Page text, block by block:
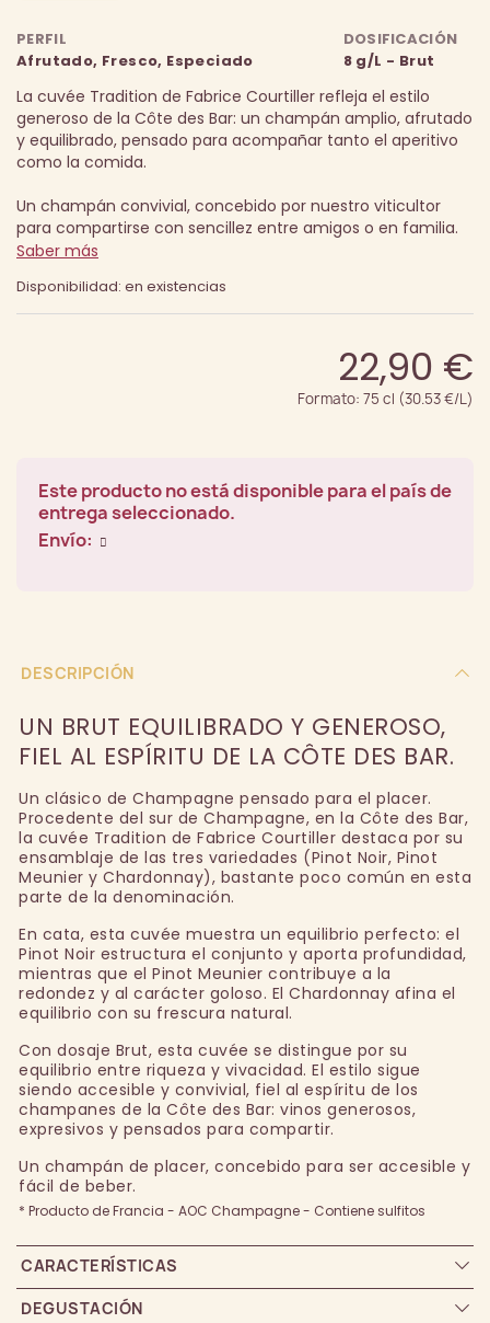
PERFIL
Afrutado, Fresco, Especiado
DOSIFICACIÓN
8 g/L - Brut
La cuvée Tradition de Fabrice Courtiller refleja el estilo
generoso de la Côte des Bar: un champán amplio, afrutado
y equilibrado, pensado para acompañar tanto el aperitivo
como la comida.
Un champán convivial, concebido por nuestro viticultor
para compartirse con sencillez entre amigos o en familia.
Saber más
Disponibilidad: en existencias
22,90 €
Formato: 75 cl (30.53 €/L)
Este producto no está disponible para el país de
entrega seleccionado.
Envío:
DESCRIPCIÓN
UN BRUT EQUILIBRADO Y GENEROSO,
FIEL AL ESPÍRITU DE LA CÔTE DES BAR.
Un clásico de Champagne pensado para el placer.
Procedente del sur de Champagne, en la Côte des Bar,
la cuvée Tradition de Fabrice Courtiller destaca por su
ensamblaje de las tres variedades (Pinot Noir, Pinot
Meunier y Chardonnay), bastante poco común en esta
parte de la denominación.
En cata, esta cuvée muestra un equilibrio perfecto: el
Pinot Noir estructura el conjunto y aporta profundidad,
mientras que el Pinot Meunier contribuye a la
redondez y al carácter goloso. El Chardonnay afina el
equilibrio con su frescura natural.
Con dosaje Brut, esta cuvée se distingue por su
equilibrio entre riqueza y vivacidad. El estilo sigue
siendo accesible y convivial, fiel al espíritu de los
champanes de la Côte des Bar: vinos generosos,
expresivos y pensados para compartir.
Un champán de placer, concebido para ser accesible y
fácil de beber.
* Producto de Francia - AOC Champagne - Contiene sulfitos
CARACTERÍSTICAS
DEGUSTACIÓN